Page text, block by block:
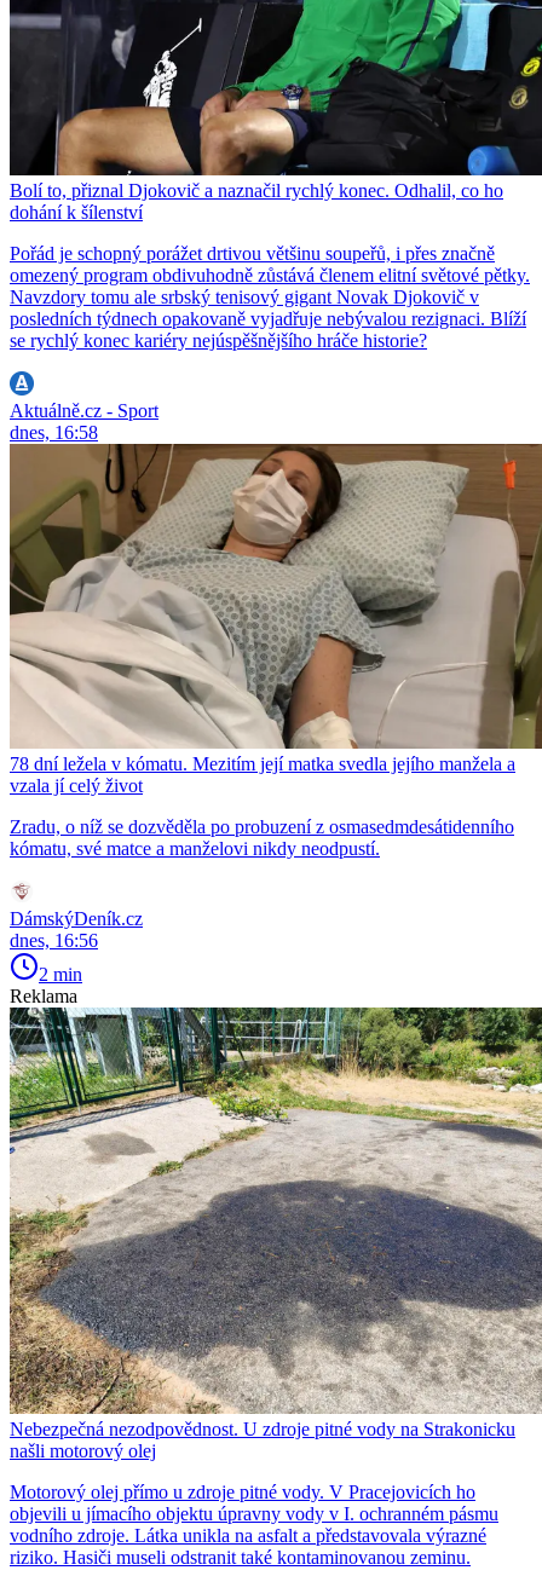
Bolí to, přiznal Djokovič a naznačil rychlý konec. Odhalil, co ho
dohání k šílenství
Pořád je schopný porážet drtivou většinu soupeřů, i přes značně
omezený program obdivuhodně zůstává členem elitní světové pětky.
Navzdory tomu ale srbský tenisový gigant Novak Djokovič v
posledních týdnech opakovaně vyjadřuje nebývalou rezignaci. Blíží
se rychlý konec kariéry nejúspěšnějšího hráče historie?
Aktuálně.cz - Sport
dnes, 16:58
78 dní ležela v kómatu. Mezitím její matka svedla jejího manžela a
vzala jí celý život
Zradu, o níž se dozvěděla po probuzení z osmasedmdesátidenního
kómatu, své matce a manželovi nikdy neodpustí.
DámskýDeník.cz
dnes, 16:56
2 min
Reklama
Nebezpečná nezodpovědnost. U zdroje pitné vody na Strakonicku
našli motorový olej
Motorový olej přímo u zdroje pitné vody. V Pracejovicích ho
objevili u jímacího objektu úpravny vody v I. ochranném pásmu
vodního zdroje. Látka unikla na asfalt a představovala výrazné
riziko. Hasiči museli odstranit také kontaminovanou zeminu.